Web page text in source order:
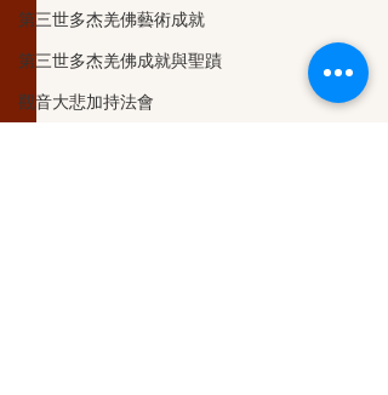
第三世多杰羌佛藝術成就
第三世多杰羌佛成就與聖蹟
觀音大悲加持法會